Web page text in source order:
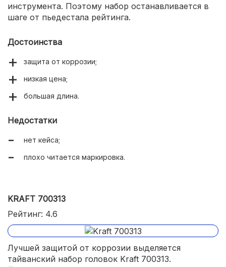
инструмента. Поэтому набор останавливается в
шаге от пьедестала рейтинга.
Достоинства
защита от коррозии;
низкая цена;
большая длина.
Недостатки
нет кейса;
плохо читается маркировка.
KRAFT 700313
Рейтинг: 4.6
Лучшей защитой от коррозии выделяется
тайванский набор головок Kraft 700313.